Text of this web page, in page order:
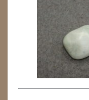
GESLEPEN STENEN
LUXE HANGERS
HARTEN